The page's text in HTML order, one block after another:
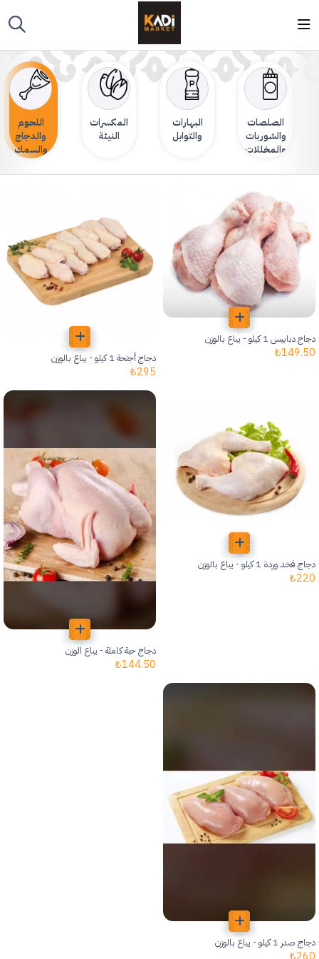
الصلصات
والشوربات
والمخللات
البهارات
والتوابل
المكسرات
النيئة
اللحوم
والدجاج
والسمك
دجاج دبابيس 1 كيلو - يباع بالوزن
149.50
₺ دجاج أجنحة 1 كيلو - يباع بالوزن
295
₺
دجاج فخد وردة 1 كيلو - يباع بالوزن
220
₺
دجاج حبة كاملة - يباع الوزن
144.50
₺
دجاج صدر 1 كيلو - يباع بالوزن